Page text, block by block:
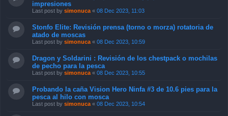
impresiones
Last post by simonuca « 08 Dec 2023, 11:03
Stonfo Elite: Revisión prensa (torno o morza) rotatoria de
atado de moscas
Last post by simonuca « 08 Dec 2023, 10:59
Dragon y Soldarini : Revisión de los chestpack o mochilas
de pecho para la pesca
Last post by simonuca « 08 Dec 2023, 10:55
Probando la caña Vision Hero Ninfa #3 de 10.6 pies para la
pesca al hilo con mosca
Last post by simonuca « 08 Dec 2023, 10:54